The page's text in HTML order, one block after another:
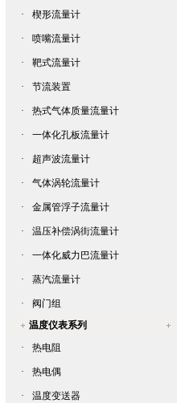
· 楔形流量计
· 喷嘴流量计
· 靶式流量计
· 节流装置
· 热式气体质量流量计
· 一体化孔板流量计
· 超声波流量计
· 气体涡轮流量计
· 金属管浮子流量计
· 温压补偿涡街流量计
· 一体化威力巴流量计
· 蒸汽流量计
·
阀门组
温度仪表系列
·
热电阻
· 热电偶
· 温度变送器